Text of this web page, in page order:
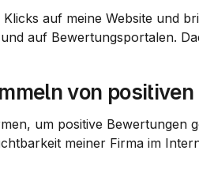
auf meine Website und
auf Bewertungsportalen.
von
um positive Bewertungen
meiner Firma im